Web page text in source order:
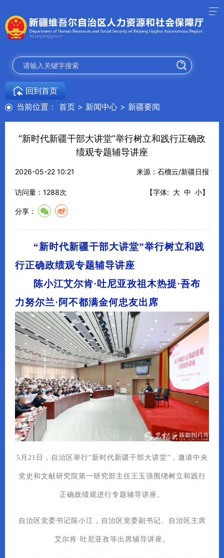
当前位置： 首页 > 新闻中心 > 新疆要闻
回到首页
“新时代新疆干部大讲堂”举行树立和践行正确政
绩观专题辅导讲座
2026-05-22 10:21 来源：石榴云/新疆日报
访问量： 1288次 【字体: 大 中 小】
分享：
“新时代新疆干部大讲堂”举行树立和践
行正确政绩观专题辅导讲座
陈小江艾尔肯·吐尼亚孜祖木热提·吾布
力努尔兰·阿不都满金何忠友出席
5月21日，自治区举行“新时代新疆干部大讲堂”，邀请中央
党史和文献研究院第一研究部主任王玉强围绕树立和践行
正确政绩观进行专题辅导讲座。
自治区党委书记陈小江，自治区党委副书记、自治区主席
艾尔肯·吐尼亚孜等出席辅导讲座。